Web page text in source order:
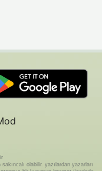
olabilir. yazılardan yazarları